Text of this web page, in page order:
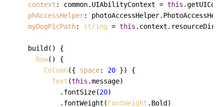
context : common. UIAbilityContext = this .
phAccessHelper: photoAccessHelper.
myDogPicPath: string = this . context . resourceDir
build ( ) {
Row() {
Column({ space: 20 }) {
Text (this .message)
          .
fontSize(20)
          .
fontWeight (FontWeight . Bold )